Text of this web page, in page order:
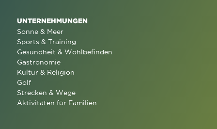
UNTERNEHMUNGEN
Sonne & Meer
Sports & Training
Gesundheit & Wohlbefinden
Gastronomie
Kultur & Religion
Golf
Strecken & Wege
Aktivitäten für Familien